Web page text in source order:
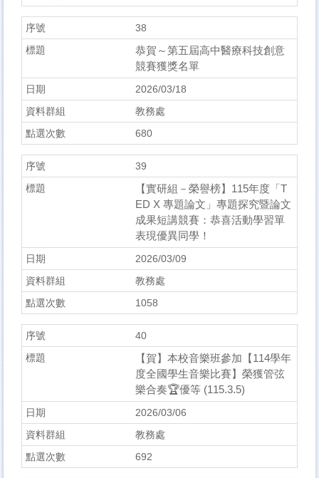
38
恭賀～第五屆高中醫療科技創意
競賽獲獎名單
2026/03/18
教務處
680
39
【實研組－榮譽榜】115年度「T
ED X 專題論文」專題探究暨論文
成果短講競賽：恭喜活動學習單
表現優異同學！
2026/03/09
教務處
1058
40
【賀】本校音樂班參加【114學年
度全國學生音樂比賽】榮獲管弦
樂合奏🏆優等 (115.3.5)
2026/03/06
教務處
692